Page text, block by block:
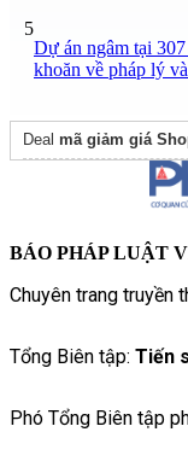
5
Dự án ngâm tại
khoăn về pháp lý
Deal mã giảm giá
BÁO PHÁP LUẬT
Chuyên trang truyền
Tổng Biên tập: Tiến
Phó Tổng Biên tập